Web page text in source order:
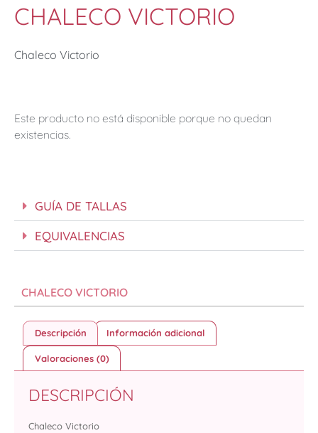
CHALECO VICTORIO
Chaleco Victorio
Este producto no está disponible porque no quedan
existencias.
GUÍA DE TALLAS
EQUIVALENCIAS
CHALECO VICTORIO
Descripción Información adicional
Valoraciones (0)
DESCRIPCIÓN
Chaleco Victorio